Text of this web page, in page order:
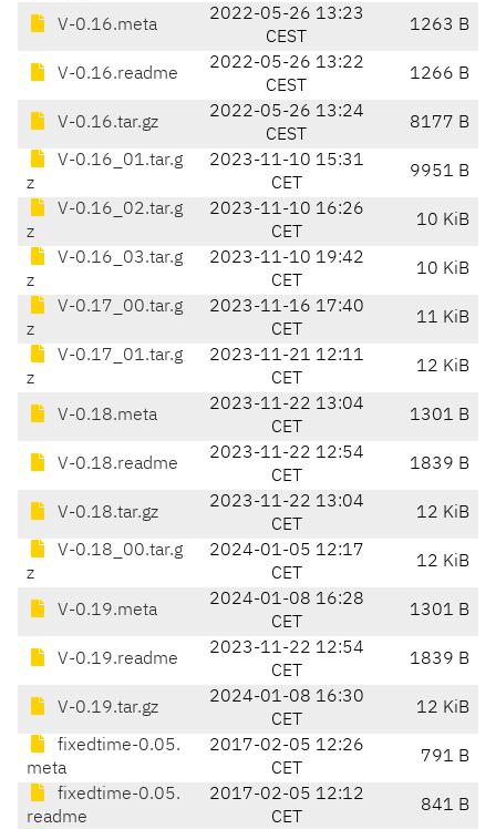
V-0.16.meta
2022-05-26 13:23
CEST
1263 B
V-0.16.readme
2022-05-26 13:22
CEST
1266 B
V-0.16.tar.gz
2022-05-26 13:24
CEST
8177 B
V-0.16_01.tar.g
z
2023-11-10 15:31
CET
9951 B
V-0.16_02.tar.g
z
2023-11-10 16:26
CET
10 KiB
V-0.16_03.tar.g
z
2023-11-10 19:42
CET
10 KiB
V-0.17_00.tar.g
z
2023-11-16 17:40
CET
11 KiB
V-0.17_01.tar.g
z
2023-11-21 12:11
CET
12 KiB
V-0.18.meta
2023-11-22 13:04
CET
1301 B
V-0.18.readme
2023-11-22 12:54
CET
1839 B
V-0.18.tar.gz
2023-11-22 13:04
CET
12 KiB
V-0.18_00.tar.g
z
2024-01-05 12:17
CET
12 KiB
V-0.19.meta
2024-01-08 16:28
CET
1301 B
V-0.19.readme
2023-11-22 12:54
CET
1839 B
V-0.19.tar.gz
2024-01-08 16:30
CET
12 KiB
fixedtime-0.05.
meta
2017-02-05 12:26
CET
791 B
fixedtime-0.05.
readme
2017-02-05 12:12
CET
841 B